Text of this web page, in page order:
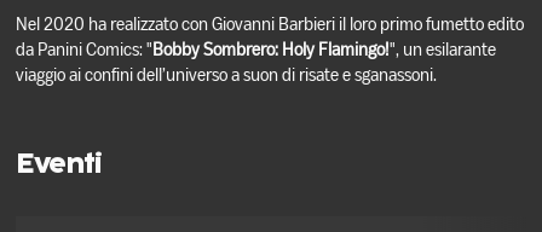
Nel 2020 ha realizzato con Giovanni Barbieri il loro primo fumetto edito
da Panini Comics: " Bobby Sombrero: Holy Flamingo!", un esilarante
viaggio ai confini dell’universo a suon di risate e sganassoni.
Eventi